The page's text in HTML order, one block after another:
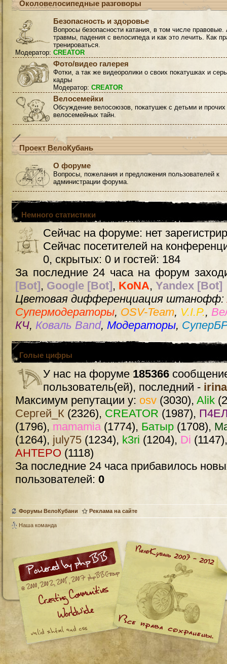
Околовелосипедные разговоры
Безопасность и здоровье
Вопросы безопасности катания, в том числе правовые.
травмы, падения с велосипеда и как это лечить. Как
тренироваться.
Модератор: CREATOR
Фото/видео галерея
Фотки, а так же видеоролики о своих покатушках и
кадры
Модератор: CREATOR
Велосемейки
Обсуждение велосоюзов, покатушек с детьми и прочих
велосемейных тайн.
Проект ВелоКубань
О форуме
Вопросы, пожелания и предложения пользователей к
администрации форума.
Немного статистики
Сейчас на форуме: нет
Сейчас посетителей на
0, скрытых: 0 и гостей: 184
За последние 24 часа на форум
[Bot], Google [Bot], KoNA, Yandex [Bot]
Цветовая дифференциация штанофф:
Супермодераторы, OSV-Team, V.I.P.,
КЧ, Коваль Band, Модераторы,
Голые цифры
У нас на форуме 185366
пользователь(ей), последний -
Максимум репутации у: osv (3030), Alik
Сергей_К (2326), CREATOR (1987),
(1796), mamamia(1774), Батыр (1708),
(1264), july75 (1234), k3ri (1204), Di
AHTEPO (1118)
За последние 24 часа прибавилось
пользователей: 0
Форумы ВелоКубани Реклама на сайте
Наша команда